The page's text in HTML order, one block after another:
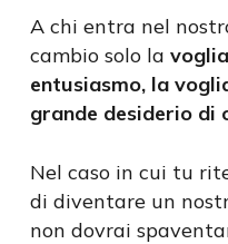
A chi entra nel
cambio solo la
entusiasmo, la
grande desiderio di
Nel caso in cui tu
di diventare un
non dovrai